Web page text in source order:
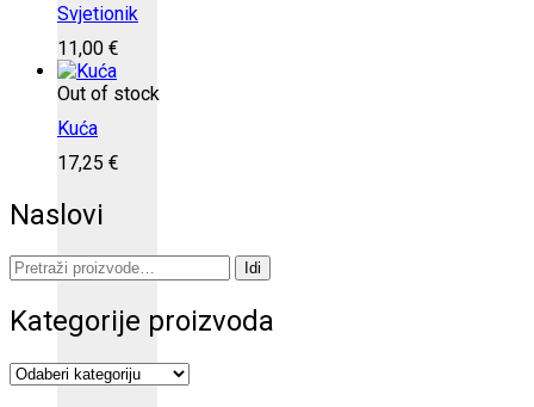
Svjetionik
11,00 €
Out of stock
Kuća
17,25 €
Naslovi
Pretraži: Idi
Kategorije proizvoda